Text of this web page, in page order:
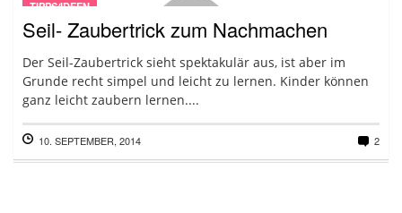
TIPPS/IDEEN
Seil- Zaubertrick zum Nachmachen
Der Seil-Zaubertrick sieht spektakulär aus, ist aber im
Grunde recht simpel und leicht zu lernen. Kinder können
ganz leicht zaubern lernen....
10. SEPTEMBER, 2014 2